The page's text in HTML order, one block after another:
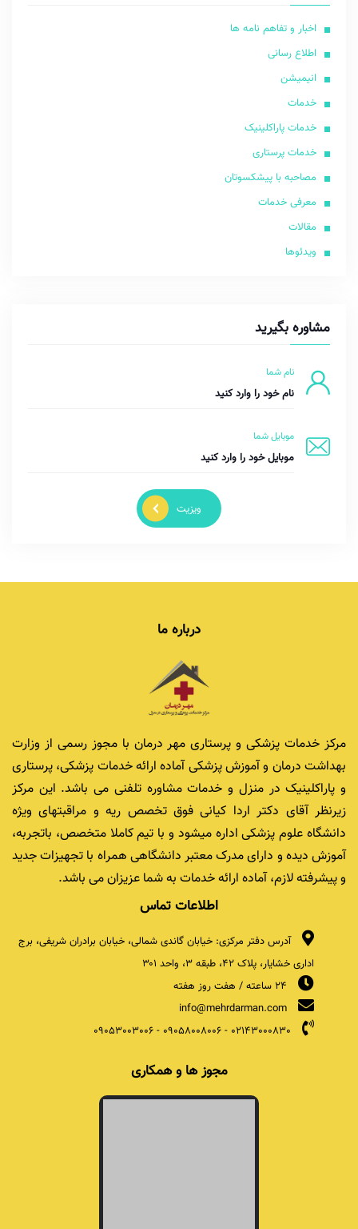
اخبار و تفاهم نامه ها
اطلاع رسانی
انیمیشن
خدمات
خدمات پاراکلینیک
خدمات پرستاری
مصاحبه با پیشکسوتان
معرفی خدمات
مقالات
ویدئوها
مشاوره بگیرید
نام شما
موبایل شما
ویزیت
درباره ما
مرکز خدمات پزشکی و پرستاری مهر درمان با مجوز رسمی از وزارت
بهداشت درمان و آموزش پزشکی آماده ارائه خدمات پزشکی، پرستاری
و پاراکلینیک در منزل و خدمات مشاوره تلفنی می باشد. این مرکز
زیرنظر آقای دکتر اردا کیانی فوق تخصص ریه و مراقبتهای ویژه
دانشگاه علوم پزشکی اداره میشود و با تیم کاملا متخصص، باتجربه،
آموزش دیده و دارای مدرک معتبر دانشگاهی همراه با تجهیزات جدید
و پیشرفته لازم، آماده ارائه خدمات به شما عزیزان می باشد.
اطلاعات تماس
آدرس دفتر مرکزی: خیابان گاندی شمالی، خیابان برادران شریفی، برج
اداری خشایار، پلاک ۴۲، طبقه ۳، واحد ۳۰۱
info@mehrdarman.com
02143000830
-
09058008006
-
09053003006
مجوز ها و همکاری